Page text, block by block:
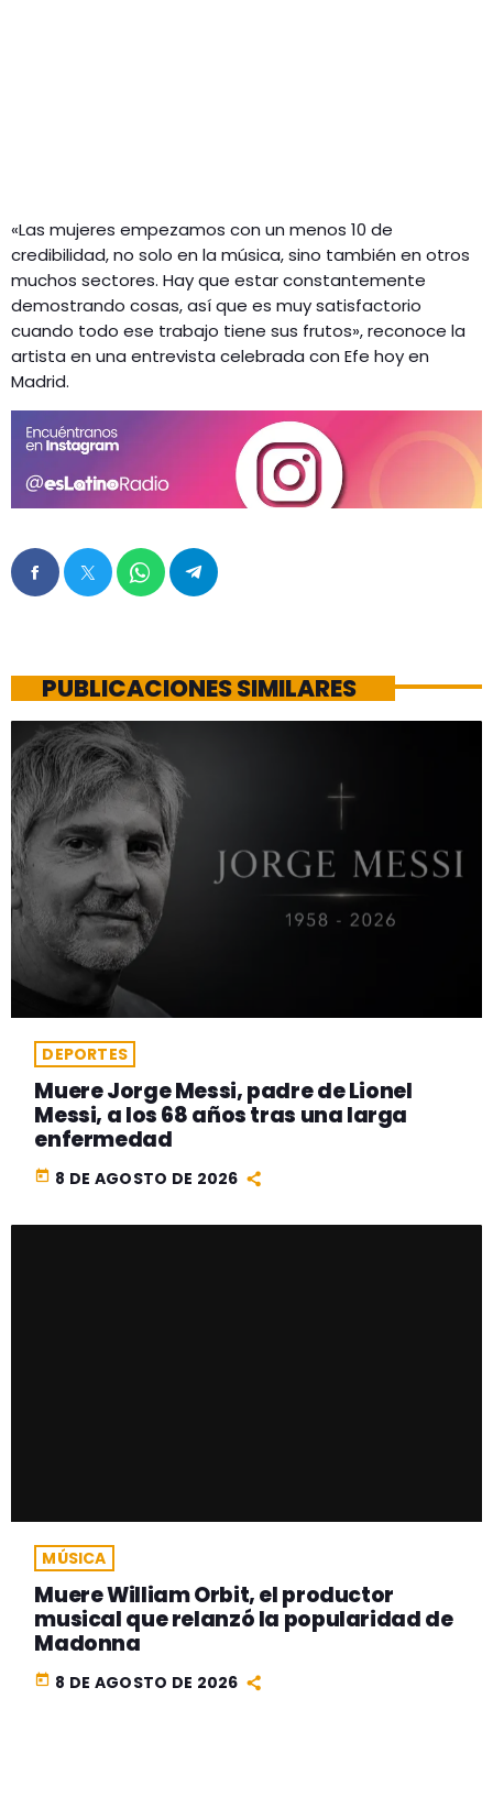
«Las mujeres empezamos con un menos 10 de
credibilidad, no solo en la música, sino también en otros
muchos sectores. Hay que estar constantemente
demostrando cosas, así que es muy satisfactorio
cuando todo ese trabajo tiene sus frutos», reconoce la
artista en una entrevista celebrada con Efe hoy en
Madrid.
PUBLICACIONES SIMILARES
DEPORTES
Muere Jorge Messi, padre de Lionel
Messi, a los 68 años tras una larga
enfermedad
today 8 DE AGOSTO DE 2026
MÚSICA
Muere William Orbit, el productor
musical que relanzó la popularidad de
Madonna
today 8 DE AGOSTO DE 2026